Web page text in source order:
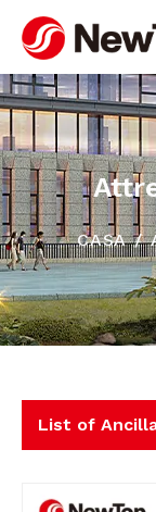
CASA
List of